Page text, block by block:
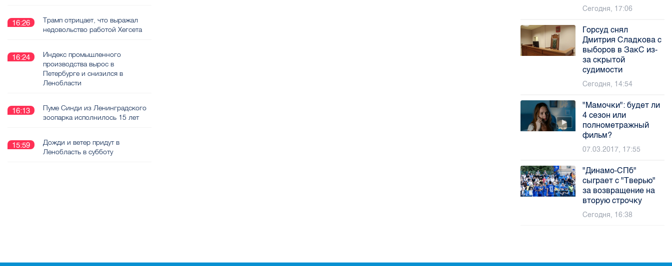
16:26
Трамп отрицает, что выражал
недовольство работой Хегсета
16:24
Индекс промышленного
производства вырос в
Петербурге и снизился в
Ленобласти
16:13
Пуме Синди из Ленинградского
зоопарка исполнилось 15 лет
15:59
Дожди и ветер придут в
Ленобласть в субботу
Сегодня, 17:06
Горсуд снял
Дмитрия Сладкова с
выборов в ЗакС из-
за скрытой
судимости
Сегодня, 14:54
"Мамочки": будет ли
4 сезон или
полнометражный
фильм?
07.03.2017, 17:55
"Динамо-СПб"
сыграет с "Тверью"
за возвращение на
вторую строчку
Сегодня, 16:38